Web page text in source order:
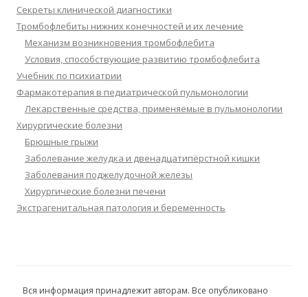
Секреты клинической диагностики
Тромбофлебиты нижних конечностей и их лечение
Механизм возникновения тромбофлебита
Условия, способствующие развитию тромбофлебита
Учебник по психиатрии
Фармакотерапия в педиатрической пульмонологии
Лекарственные средства, применяемые в пульмонологии
Хирургические болезни
Брюшные грыжи
Заболевание желудка и двенадцатипёрстной кишки
Заболевания поджелудочной железы
Хирургические болезни печени
Экстрагенитальная патология и беременность
Вся информация принадлежит авторам. Все опубликовано